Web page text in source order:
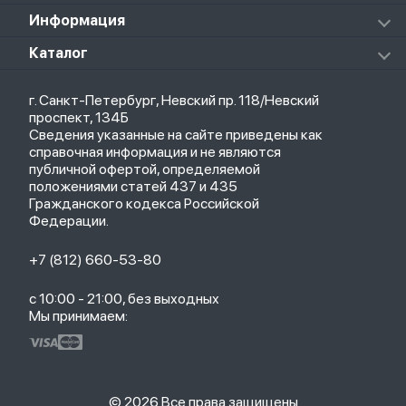
Xiaomi Redmi Pad
Роботы-пылесосы
Стилусы
Товары для детей
Саундбары
Мониторы
ТВ-приставки
Аксессуары к пылесосам и швабрам
Чехлы
Рюкзаки
Кабели
Зарядные устройства
Информация
О магазине
Политика конфиденциальности
Оплата и доставка
Партнерская программа
Гарантия
Обмен и возврат
Бонусы
Trade-in
Каталог
Новые поступления
Популярное
Акции
г. Санкт-Петербург, Невский пр. 118/Невский
проспект, 134Б
Сведения указанные на сайте приведены как
справочная информация и не являются
публичной офертой, определяемой
положениями статей 437 и 435
Гражданского кодекса Российской
Федерации.
+7 (812) 660-53-80
с 10:00 - 21:00, без выходных
Мы принимаем:
© 2026 Все права защищены